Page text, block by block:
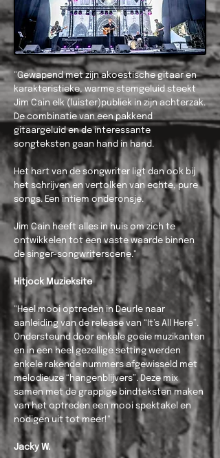
"Gewapend met zijn akoestische gitaar en
karakteristieke, warme stemgeluid steekt
Jim Cain elk (luister)publiek in zijn achterzak.
De combinatie van een pakkend
gitaargeluid en de interessante
songteksten gaan hand in hand.
Het hart van de songwriter ligt dan ook bij
het schrijven en vertolken van echte, pure
songs. Een intiem onderonsje.
Jim Cain heeft alles in huis om zich te
ontwikkelen tot een vaste waarde binnen
de singer-songwriterscene."
Hitjock Muzieksite
"Heel mooi optreden in Deurle naar
aanleiding van de release van “It’s All Here”.
Ondersteund door enkele goeie muzikanten
en in een heel gezellige setting werden
enkele rakende nummers afgewisseld met
melodieuze “hangenblijvers”. Deze mix
samen met de grappige bindteksten maken
van het optreden een mooi spektakel en
nodigen uit tot meer!"
Jacky W.